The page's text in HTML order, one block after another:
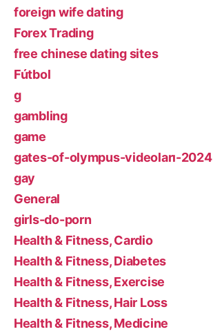
foreign wife dating
Forex Trading
free chinese dating sites
Fútbol
g
gambling
game
gates-of-olympus-videoları-2024
gay
General
girls-do-porn
Health & Fitness, Cardio
Health & Fitness, Diabetes
Health & Fitness, Exercise
Health & Fitness, Hair Loss
Health & Fitness, Medicine